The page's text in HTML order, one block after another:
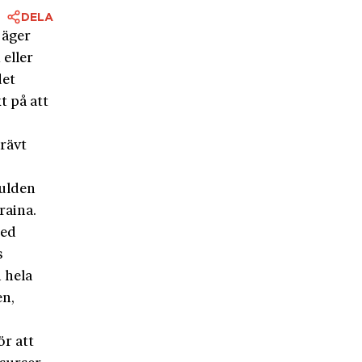
DELA
eller
på att
hela
att